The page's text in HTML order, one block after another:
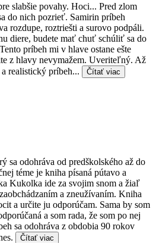
slabšie povahy. Hoci... Pred zlom
do nich pozrieť. Samirin príbeh
rozdupe, roztriešti a surovo podpáli.
diere, budete mať chuť schúliť sa do
príbeh mi v hlave ostane ešte
z hlavy nevymažem. Uveriteľný. Až
realistický príbeh...
Čítať viac
sa odohráva od predškolského až do
téme je kniha písaná pútavo a
Kukolka ide za svojim snom a žiaľ
a zneužívaním. Kniha
a určite ju odporúčam. Sama by som
a som rada, že som po nej
sa odohráva z obdobia 90 rokov
Čítať viac